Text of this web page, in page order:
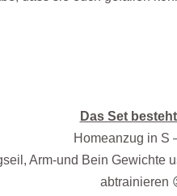
Das Set
Homeanzug in S
Arm-und Bein Gewichte
abtrainieren